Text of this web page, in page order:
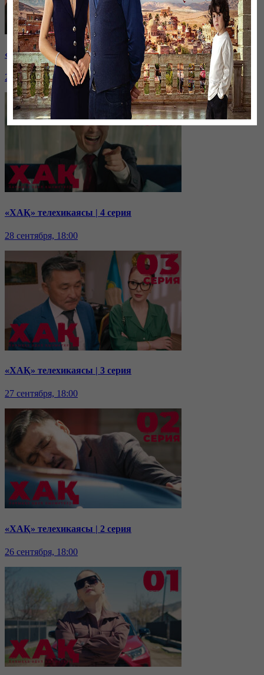
«ХАҚ» телехикаясы | 5 Серия
29 сентября, 18:00
«ХАҚ» телехикаясы | 4 серия
28 сентября, 18:00
«ХАҚ» телехикаясы | 3 серия
27 сентября, 18:00
«ХАҚ» телехикаясы | 2 серия
26 сентября, 18:00